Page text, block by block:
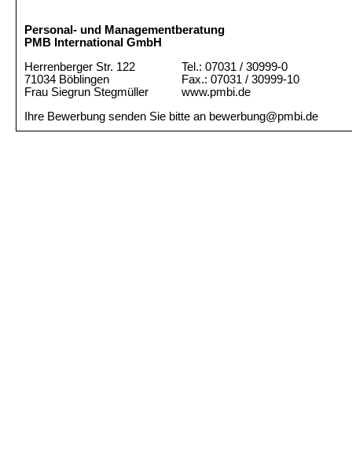
Personal- und Managementberatung
PMB International GmbH
Herrenberger Str. 122
Tel.: 07031 / 30999-0
71034 Böblingen
Fax.: 07031 / 30999-10
Frau Siegrun Stegmüller
www.pmbi.de
Ihre Bewerbung senden Sie bitte an bewerbung@pmbi.de